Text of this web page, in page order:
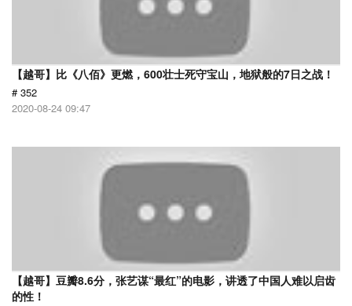
【越哥】比《八佰》更燃，600壮士死守宝山，地狱般的7日之战！
# 352
2020-08-24 09:47
【越哥】豆瓣8.6分，张艺谋“最红”的电影，讲透了中国人难以启齿
的性！